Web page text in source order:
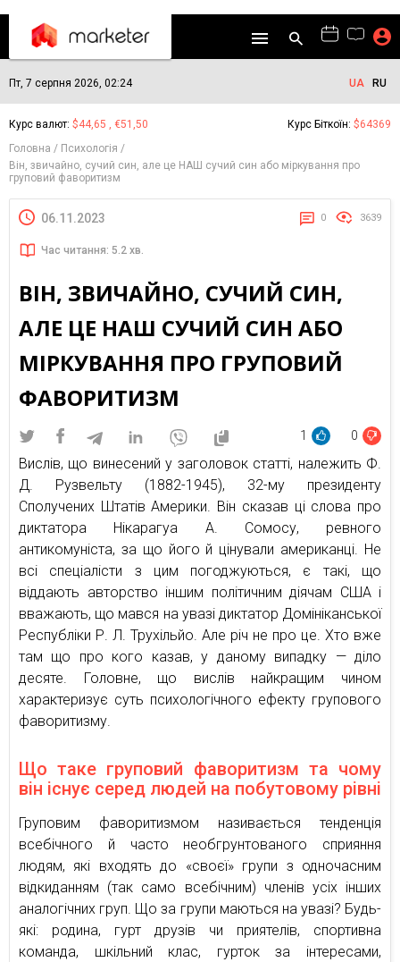
Пт, 7 серпня 2026, 02:24 UA RU
Курс валют: $44,65 , €51,50 Курс Біткоїн: $64369
Головна
Психологія
Він, звичайно, сучий син, але це НАШ сучий син або міркування про
груповий фаворитизм
06.11.2023 0 3639
Час читання: 5.2 хв.
ВІН, ЗВИЧАЙНО, СУЧИЙ СИН,
АЛЕ ЦЕ НАШ СУЧИЙ СИН АБО
МІРКУВАННЯ ПРО ГРУПОВИЙ
ФАВОРИТИЗМ
1 0
Вислів, що винесений у заголовок статті, належить Ф.
Д. Рузвельту (1882-1945), 32-му президенту
Сполучених Штатів Америки. Він сказав ці слова про
диктатора Нікарагуа А. Сомосу, ревного
антикомуніста, за що його й цінували американці. Не
всі спеціалісти з цим погоджуються, є такі, що
віддають авторство іншим політичним діячам США і
вважають, що мався на увазі диктатор Домініканської
Республіки Р. Л. Трухільйо. Але річ не про це. Хто вже
там що про кого казав, у даному випадку — діло
десяте. Головне, що вислів найкращим чином
характеризує суть психологічного ефекту групового
фаворитизму.
Що таке груповий фаворитизм та чому
він існує серед людей на побутовому рівні
Груповим фаворитизмом називається тенденція
всебічного й часто необгрунтованого сприяння
людям, які входять до «своєї» групи з одночасним
відкиданням (так само всебічним) членів усіх інших
аналогічних груп. Що за групи маються на увазі? Будь-
які: родина, гурт друзів чи приятелів, спортивна
команда, шкільний клас, гурток за інтересами,